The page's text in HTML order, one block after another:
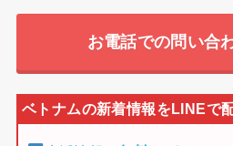
お電話での問い合